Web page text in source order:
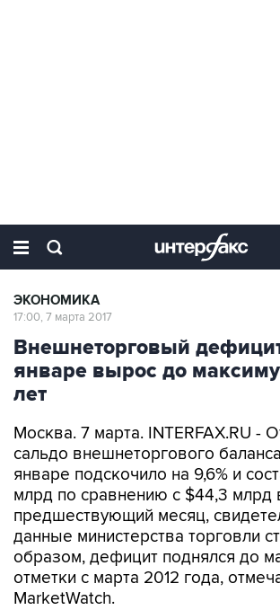
ЭКОНОМИКА
17:00, 7 марта 2017
Внешнеторговый
январе вырос до
лет
Москва. 7 марта. INTERFAX.RU -
сальдо внешнеторгового
январе подскочило на 9,6% и
млрд по сравнению с $44,3 млрд
предшествующий месяц,
данные министерства торговли
образом, дефицит поднялся до
отметки с марта 2012 года,
MarketWatch.